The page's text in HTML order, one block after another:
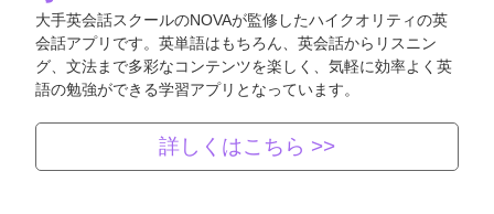
大手英会話スクールのNOVAが監修したハイクオリティの英
会話アプリです。英単語はもちろん、英会話からリスニン
グ、文法まで多彩なコンテンツを楽しく、気軽に効率よく英
語の勉強ができる学習アプリとなっています。
詳しくはこちら >>